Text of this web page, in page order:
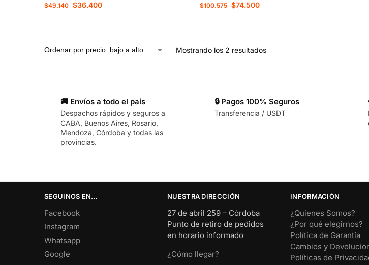
$49.140 $36.400 $100.575 $74.500
Mostrando los 2 resultados
🚚 Envíos a todo el país
Despachos rápidos y seguros a
CABA, Buenos Aires, Rosario,
Mendoza, Córdoba y todas las
provincias.
🔒 Pagos 100% Seguros
Transferencia / USDT
SEGUINOS EN…
Facebook
Instagram
Whatsapp
Google
NUESTRA DIRECCIÓN
27 de abril 259 – Córdoba
Punto de retiro de pedidos
en horario informado
¿Cómo llegar?
INFORMACIÓN
¿Quienes Somos?
¿Por qué elegirnos?
Política de Garantía
Cambios y
Políticas de